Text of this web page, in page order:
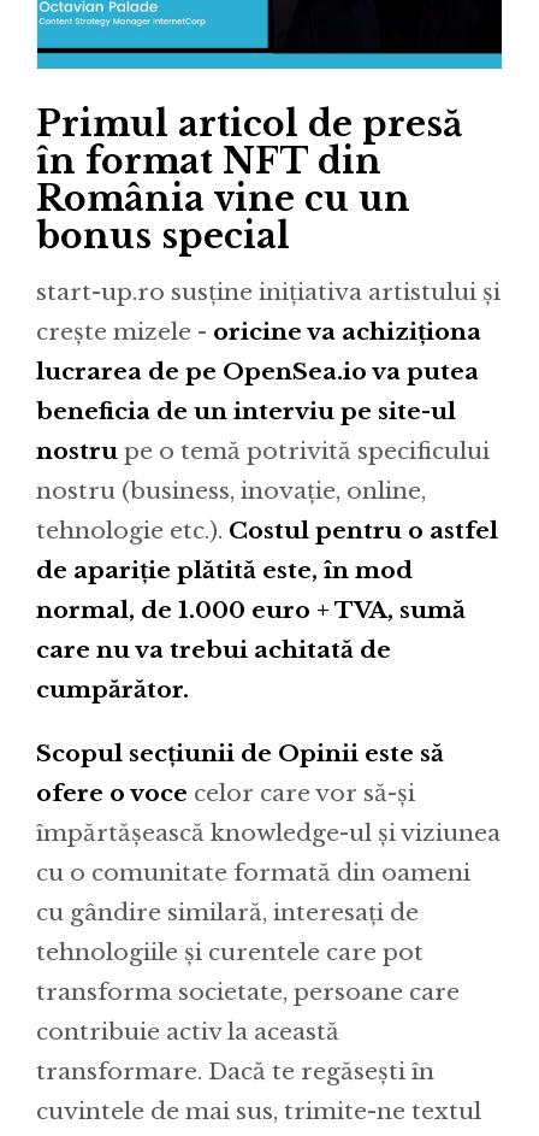
Primul articol de presă
în format NFT din
România vine cu un
bonus special
start-up.ro susține inițiativa artistului și
crește mizele - oricine va achiziționa
lucrarea de pe OpenSea.io va putea
beneficia de un interviu pe site-ul
nostru pe o temă potrivită specificului
nostru (business, inovație, online,
tehnologie etc.). Costul pentru o astfel
de apariție plătită este, în mod
normal, de 1.000 euro + TVA, sumă
care nu va trebui achitată de
cumpărător.
Scopul secțiunii de Opinii este să
ofere o voce celor care vor să-și
împărtășească knowledge-ul și viziunea
cu o comunitate formată din oameni
cu gândire similară, interesați de
tehnologiile și curentele care pot
transforma societate, persoane care
contribuie activ la această
transformare. Dacă te regăsești în
cuvintele de mai sus, trimite-ne textul